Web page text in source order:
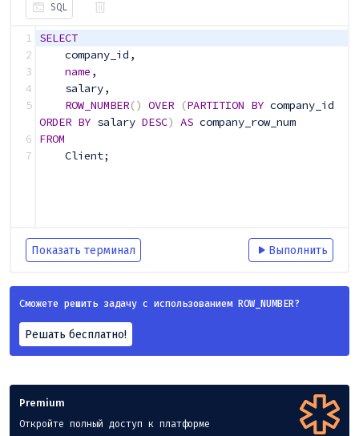
SQL
1
SELECT
2
company_id ,
3
name ,
4
salary,
5
ROW_NUMBER() OVER (PARTITION BY
ORDER BY salary DESC) AS company_row_num
6
FROM
7
Client;
Показать терминал Выполнить
Сможете решить задачу с использованием ROW_NUMBER?
Решать бесплатно!
Premium
Откройте полный доступ к платформе